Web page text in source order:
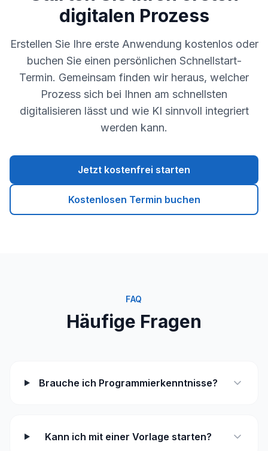
digitalen Prozess
Erstellen Sie Ihre erste Anwendung kostenlos oder
buchen Sie einen persönlichen Schnellstart-
Termin. Gemeinsam finden wir heraus, welcher
Prozess sich bei Ihnen am schnellsten
digitalisieren lässt und wie KI sinnvoll integriert
werden kann.
Jetzt kostenfrei starten
Kostenlosen Termin buchen
FAQ
Häufige Fragen
Brauche ich Programmierkenntnisse?
Kann ich mit einer Vorlage starten?